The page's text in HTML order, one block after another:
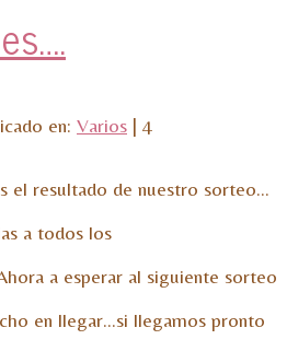
en: Varios | 4
el resultado de nuestro sorteo…
a todos los
a esperar al siguiente sorteo
en llegar…si llegamos pronto